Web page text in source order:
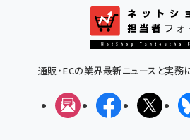
通販・ECの業界最新ニュースと実
メルマガFacebookX(エ